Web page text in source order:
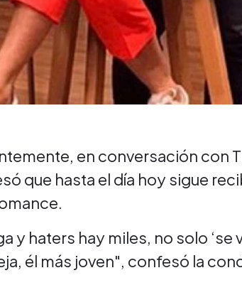
en conversación con
que hasta el día hoy sigue
y haters hay miles, no solo ‘se
él más joven", confesó la